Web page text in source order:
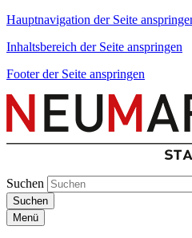
Hauptnavigation der Seite
Inhaltsbereich der Seite anspringen
Footer der Seite anspringen
Suchen
Suchen
Menü